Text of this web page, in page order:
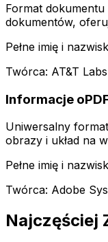
Format
dokumentów,
Pełne imię i
Twórca: AT&T
Informacje
Uniwersalny
obrazy i układ na
Pełne imię i
Twórca: Adobe
Najczęściej